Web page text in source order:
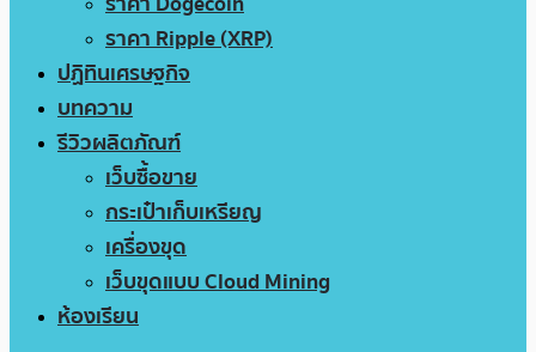
ราคา Ripple (XRP)
ปฏิทินเศรษฐกิจ
บทความ
รีวิวผลิตภัณฑ์
เว็บซื้อขาย
กระเป๋าเก็บเหรียญ
เครื่องขุด
เว็บขุดแบบ Cloud Mining
ห้องเรียน